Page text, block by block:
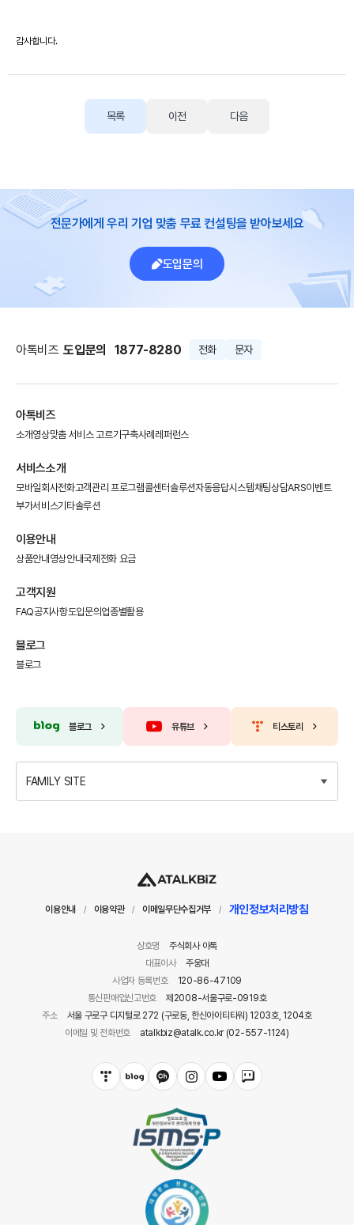
감사합니다.
목록 이전 다음
전문가에게 우리 기업 맞춤 무료 컨설팅을 받아보세요
도입문의
아톡비즈 도입문의 1877-8280 전화 문자
아톡비즈
소개영상맞춤 서비스 고르기구축사례 레퍼런스
서비스소개
모바일회사전화고객관리 프로그램콜센터솔루션자동응답시스템채팅상담ARS이벤트
부가서비스기타솔루션
이용안내
상품안내 영상안내국제전화 요금
고객지원
FAQ공지사항도입문의 업종별활용
블로그
블로그
블로그 유튜브 티스토리
FAMILY SITE
이용안내 / 이용약관 / 이메일무단수집거부 / 개인정보처리방침
상호명
주식회사 아톡
대표이사
주웅대
사업자 등록번호
120-86-47109
통신판매업신고번호
제2008-서울구로-0919호
주소
서울 구로구 디지털로 272 (구로동, 한신아이티타워) 1203호, 1204호
이메일 및 전화번호
atalkbiz@atalk.co.kr (02-557-1124)